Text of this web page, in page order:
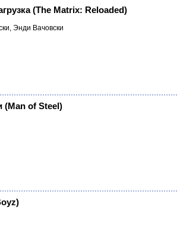
(The Matrix: Reloaded)
Энди Вачовски
(Man of Steel)